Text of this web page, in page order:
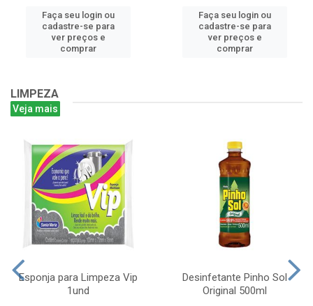
Faça seu login ou
cadastre-se para
ver preços e
comprar
Faça seu login ou
cadastre-se para
ver preços e
comprar
LIMPEZA
Veja mais
Esponja para Limpeza Vip
1und
Desinfetante Pinho Sol
Original 500ml